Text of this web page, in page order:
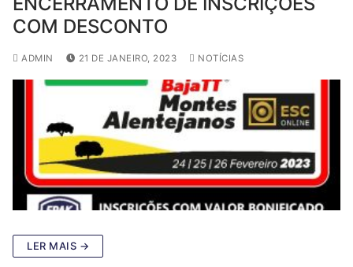
COM DESCONTO
ADMIN 21 DE JANEIRO, 2023 NOTÍCIAS
LER MAIS →